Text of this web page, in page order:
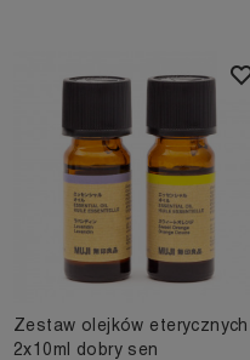
Zestaw olejków eterycznych
2x10ml dobry sen